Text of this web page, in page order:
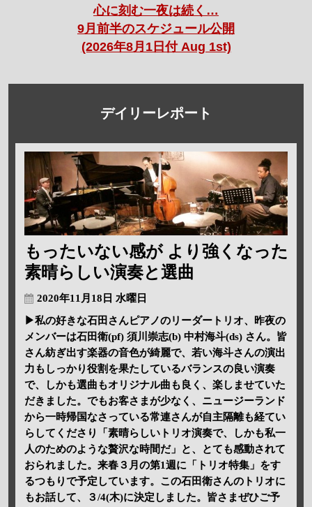
心に刻む一夜は続く…
9月前半のスケジュール公開
(2026年8月1日付 Aug 1st)
デイリーレポート
もったいない感が より強くなった
素晴らしい演奏と選曲
2020年11月18日 水曜日
▶私の好きな石田さんピアノのリーダートリオ、昨夜の
メンバーは石田衛(pf) 須川崇志(b) 中村海斗(ds) さん。皆
さん紡ぎ出す楽器の音色が綺麗で、若い海斗さんの演出
力もしっかり役割を果たしているバランスの良い演奏
で、しかも選曲もオリジナル曲も良く、楽しませていた
だきました。でもお客さまが少なく、ニュージーランド
から一時帰国なさっている常連さんが自主隔離も経てい
らしてくださり「素晴らしいトリオ演奏で、しかも私一
人のためのような贅沢な時間だ」と、とても感動されて
おられました。来春３月の第1週に「トリオ特集」をす
るつもりで予定しています。この石田衛さんのトリオに
もお話して、３/4(木)に決定しました。皆さまぜひご予